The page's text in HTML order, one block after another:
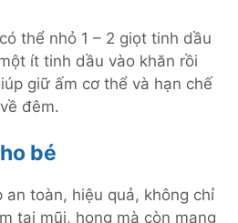
thể nhỏ 1 – 2 giọt tinh dầu
ít tinh dầu vào khăn rồi
giữ ấm cơ thể và hạn chế
đêm.
bé
an toàn, hiệu quả, không chỉ
tại mũi, họng mà còn mang